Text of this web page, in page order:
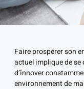
Faire prospérer son
actuel implique de se
d’innover
environnement de